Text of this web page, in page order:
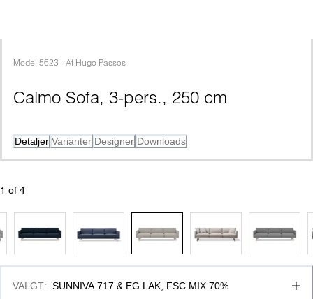
Model 5623 - Af Hugo Passos
Calmo Sofa, 3-pers., 250 cm
Detaljer Varianter Designer Downloads
1 of 4
VALGT: SUNNIVA 717 & EG LAK, FSC MIX 70%